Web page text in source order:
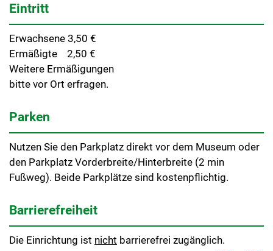
Eintritt
Erwachsene 3,50 €
Ermäßigte 2,50 €
Weitere Ermäßigungen
bitte vor Ort erfragen.
Parken
Nutzen Sie den Parkplatz direkt vor dem Museum oder
den Parkplatz Vorderbreite/Hinterbreite (2 min
Fußweg). Beide Parkplätze sind kostenpflichtig.
Barrierefreiheit
Die Einrichtung ist nicht barrierefrei zugänglich.